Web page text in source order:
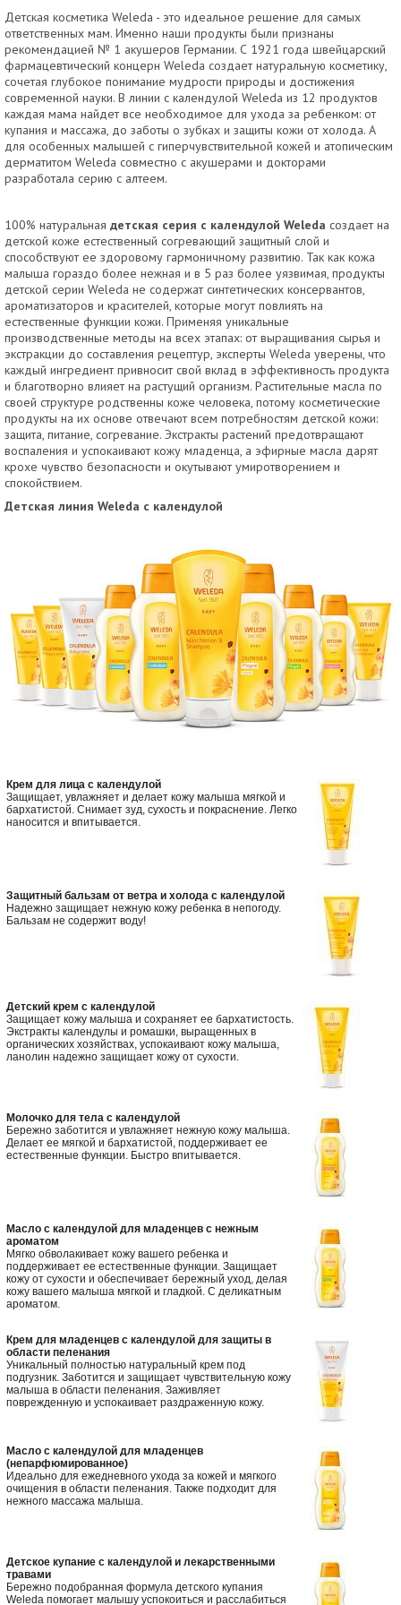
Детская косметика Weleda - это идеальное решение для самых
ответственных мам. Именно наши продукты были признаны
рекомендацией № 1 акушеров Германии. С 1921 года швейцарский
фармацевтический концерн Weleda создает натуральную косметику,
сочетая глубокое понимание мудрости природы и достижения
современной науки. В линии с календулой Weleda из 12 продуктов
каждая мама найдет все необходимое для ухода за ребенком: от
купания и массажа, до заботы о зубках и защиты кожи от холода. А
для особенных малышей с гиперчувствительной кожей и атопическим
дерматитом Weleda совместно с акушерами и докторами
разработала серию с алтеем.
100% натуральная детская серия с календулой Weleda создает на
детской коже естественный согревающий защитный слой и
способствуют ее здоровому гармоничному развитию. Так как кожа
малыша гораздо более нежная и в 5 раз более уязвимая, продукты
детской серии Weleda не содержат синтетических консервантов,
ароматизаторов и красителей, которые могут повлиять на
естественные функции кожи. Применяя уникальные
производственные методы на всех этапах: от выращивания сырья и
экстракции до составления рецептур, эксперты Weleda уверены, что
каждый ингредиент привносит свой вклад в эффективность продукта
и благотворно влияет на растущий организм. Растительные масла по
своей структуре родственны коже человека, потому косметические
продукты на их основе отвечают всем потребностям детской кожи:
защита, питание, согревание. Экстракты растений предотвращают
воспаления и успокаивают кожу младенца, а эфирные масла дарят
крохе чувство безопасности и окутывают умиротворением и
спокойствием.
Детская линия Weleda с календулой
Крем для лица с календулой
Защищает, увлажняет и делает кожу малыша мягкой и
бархатистой. Снимает зуд, сухость и покраснение. Легко
наносится и впитывается.
Защитный бальзам от ветра и холода с календулой
Надежно защищает нежную кожу ребенка в непогоду.
Бальзам не содержит воду!
Детский крем с календулой
Защищает кожу малыша и сохраняет ее бархатистость.
Экстракты календулы и ромашки, выращенных в
органических хозяйствах, успокаивают кожу малыша,
ланолин надежно защищает кожу от сухости.
Молочко для тела с календулой
Бережно заботится и увлажняет нежную кожу малыша.
Делает ее мягкой и бархатистой, поддерживает ее
естественные функции. Быстро впитывается.
Масло с календулой для младенцев с нежным
ароматом
Мягко обволакивает кожу вашего ребенка и
поддерживает ее естественные функции. Защищает
кожу от сухости и обеспечивает бережный уход, делая
кожу вашего малыша мягкой и гладкой. С деликатным
ароматом.
Крем для младенцев с календулой для защиты в
области пеленания
Уникальный полностью натуральный крем под
подгузник. Заботится и защищает чувствительную кожу
малыша в области пеленания. Заживляет
поврежденную и успокаивает раздраженную кожу.
Масло с календулой для младенцев
(непарфюмированное)
Идеально для ежедневного ухода за кожей и мягкого
очищения в области пеленания. Также подходит для
нежного массажа малыша.
Детское купание с календулой и лекарственными
травами
Бережно подобранная формула детского купания
Weleda помогает малышу успокоиться и расслабиться